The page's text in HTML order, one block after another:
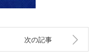
次の記事